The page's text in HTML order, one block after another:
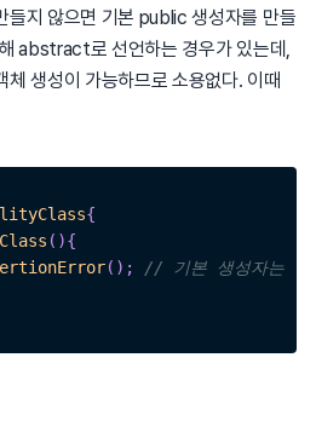
들지 않으면 기본 public 생성자를 만들
abstract로 선언하는 경우가 있는데,
생성이 가능하므로 소용없다. 이때
{
( ){
( ) ;
// 기본 생성자는